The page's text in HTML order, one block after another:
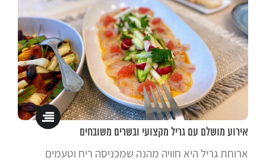
אירוע מושלם עם גריל מקצועי ובשרים משובחים
ארוחת גריל היא חוויה מהנה שמכניסה ריח וטעמים